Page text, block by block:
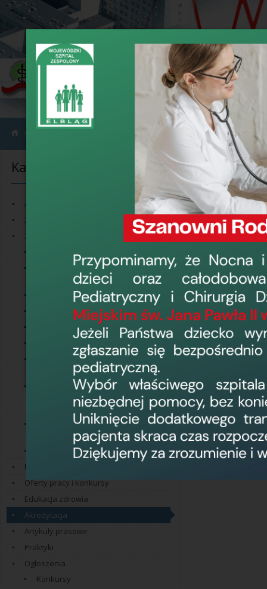
›
Kategorie informacji
Aktualności
20-lecie Szpitala
Zamówienia publiczne
Ogłoszenia o dialogu
technicznym
Zakupy do 30 000 EUR
Usługi społeczne
Zakupy do 130 tyś. zł netto
Postępowania o wartości
mniejszej niż progi unijne
Postępowania o wartości
równej lub przekraczającej
progi unijne
Postępowania w trybie z
wolnej ręki
Zakupy do 170 tyś. zł netto
Program Norweski
Oferty pracy i konkursy
Edukacja zdrowia
Akredytacja
Artykuły prasowe
Praktyki
Ogłoszenia
Konkursy
Akredytacja
Dzień
16 maja 2022,
Życzymy
wykonywanej pracy!